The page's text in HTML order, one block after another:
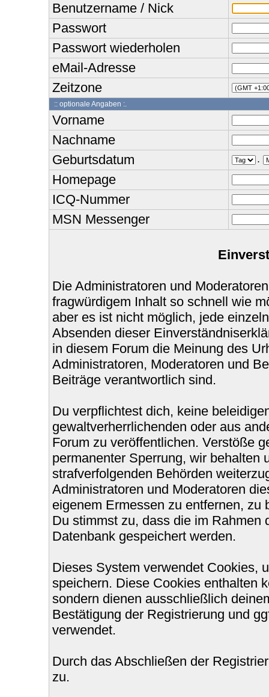
Benutzername / Nick
Passwort
Passwort wiederholen
eMail-Adresse
Zeitzone
:: optionale Angaben :.
Vorname
Nachname
Geburtsdatum
.
Homepage
ICQ-Nummer
MSN Messenger
Die Administratoren und
fragwürdigem Inhalt so schnell wie
aber es ist nicht möglich, jede
Absenden dieser
in diesem Forum die Meinung des
Administratoren, Moderatoren und
Beiträge verantwortlich sind.
Du verpflichtest dich, keine
gewaltverherrlichenden oder aus
Forum zu veröffentlichen. Verstöße
permanenter Sperrung, wir behalten
strafverfolgenden Behörden
Administratoren und Moderatoren
eigenem Ermessen zu entfernen, zu
Du stimmst zu, dass die im Rahmen
Datenbank gespeichert werden.
Dieses System verwendet Cookies,
speichern. Diese Cookies enthalten
sondern dienen ausschließlich
Bestätigung der Registrierung und
verwendet.
Durch das Abschließen der
zu.